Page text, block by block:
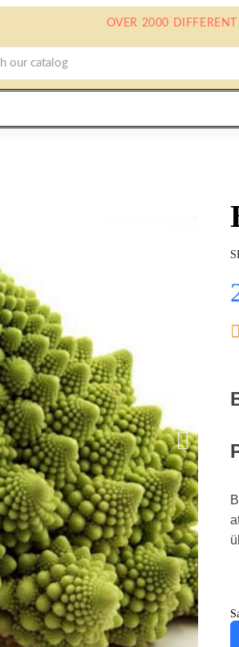
OVER 2000 DIFFERENT
